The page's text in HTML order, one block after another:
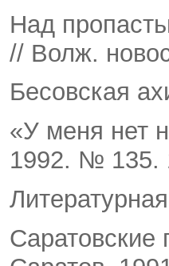
Над
// Волж.
Бесовская
«У меня нет
1992. № 135.